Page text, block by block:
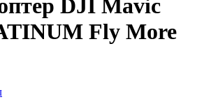
DJI Mavic
Fly More